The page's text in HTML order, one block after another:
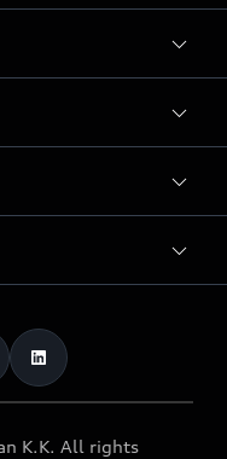
K.K. All rights